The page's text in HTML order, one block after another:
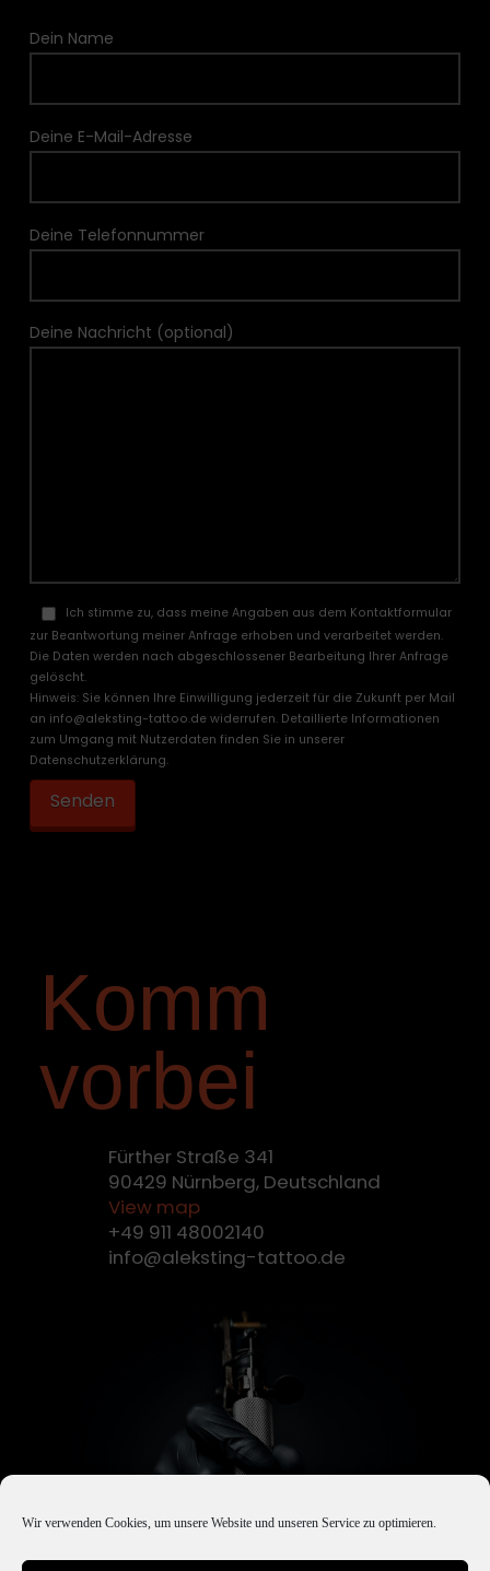
Wir verwenden Cookies, um unsere Website und unseren Service zu optimieren.
Dein Name
Deine E-Mail-Adresse
Deine Telefonnummer
Deine Nachricht (optional)
Ich stimme zu, dass meine Angaben aus dem Kontaktformular
zur Beantwortung meiner Anfrage erhoben und verarbeitet werden.
Die Daten werden nach abgeschlossener Bearbeitung Ihrer Anfrage
gelöscht.
Hinweis: Sie können Ihre Einwilligung jederzeit für die Zukunft per Mail
an info@aleksting-tattoo.de widerrufen. Detaillierte Informationen
zum Umgang mit Nutzerdaten finden Sie in unserer
Datenschutzerklärung.
Komm
vorbei
Fürther Straße 341
90429 Nürnberg, Deutschland
View map
+49 911 48002140
info@aleksting-tattoo.de